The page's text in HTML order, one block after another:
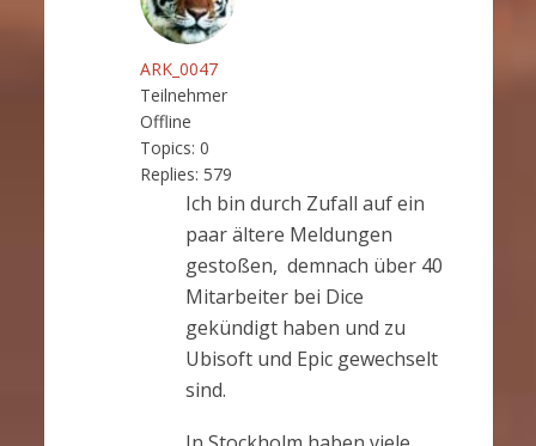
ARK_0047
Teilnehmer
Offline
Topics: 0
Replies: 579
Ich bin durch Zufall auf ein
paar ältere Meldungen
gestoßen, demnach über 40
Mitarbeiter bei Dice
gekündigt haben und zu
Ubisoft und Epic gewechselt
sind.